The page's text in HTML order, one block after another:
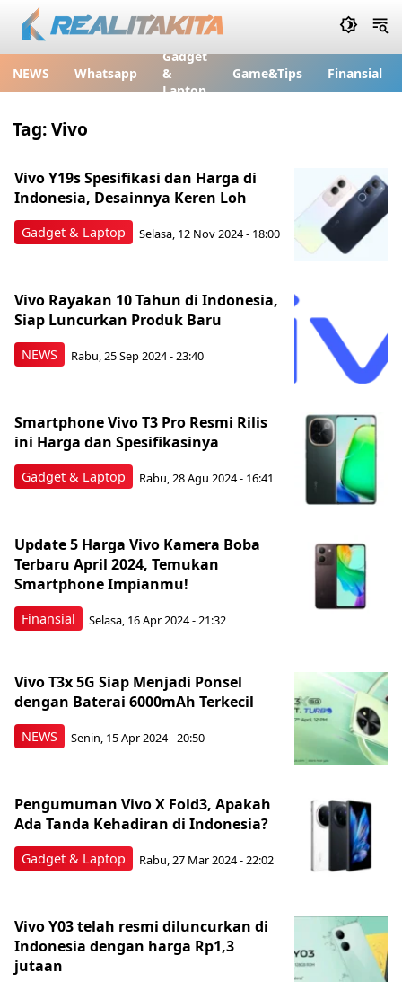
NEWS Whatsapp
Gadget
&
Laptop
Game&Tips Finansial
Tag:Vivo
Gadget & Laptop
Vivo Y19s Spesifikasi dan Harga di
Indonesia, Desainnya Keren Loh
Selasa, 12 Nov 2024 - 18:00
NEWS
Vivo Rayakan 10 Tahun di Indonesia,
Siap Luncurkan Produk Baru
Rabu, 25 Sep 2024 - 23:40
Gadget & Laptop
Smartphone Vivo T3 Pro Resmi Rilis
ini Harga dan Spesifikasinya
Rabu, 28 Agu 2024 - 16:41
Finansial
Update 5 Harga Vivo Kamera Boba
Terbaru April 2024, Temukan
Smartphone Impianmu!
Selasa, 16 Apr 2024 - 21:32
NEWS
Vivo T3x 5G Siap Menjadi Ponsel
dengan Baterai 6000mAh Terkecil
Senin, 15 Apr 2024 - 20:50
Gadget & Laptop
Pengumuman Vivo X Fold3, Apakah
Ada Tanda Kehadiran di Indonesia?
Rabu, 27 Mar 2024 - 22:02
Vivo Y03 telah resmi diluncurkan di
Indonesia dengan harga Rp1,3
jutaan